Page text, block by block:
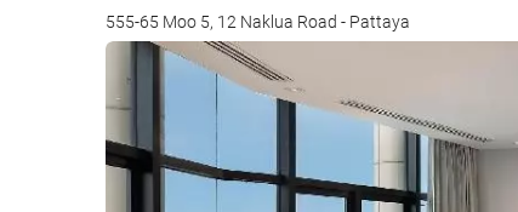
555-65 Moo 5, 12 Naklua Road - Pattaya